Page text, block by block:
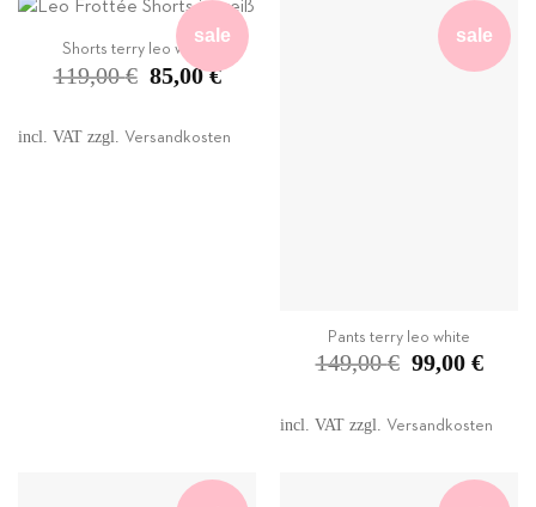
sale
Shorts terry leo white
119,00€
Original
price
85,00€Current
price
incl. VAT zzgl. Versandkosten
sale
Pants terry leo white
149,00€
Original
price
99,00 €Current
price
incl. VAT zzgl. Versandkosten